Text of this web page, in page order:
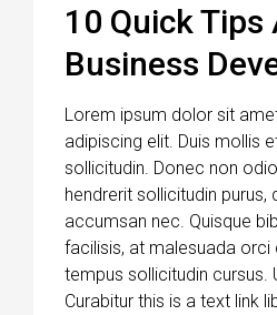
10 Quick Tips
Business
Lorem ipsum dolor sit
adipiscing elit. Duis mollis
sollicitudin. Donec non
hendrerit sollicitudin purus,
accumsan nec. Quisque
facilisis, at malesuada orci
tempus sollicitudin cursus.
Curabitur this is a text link